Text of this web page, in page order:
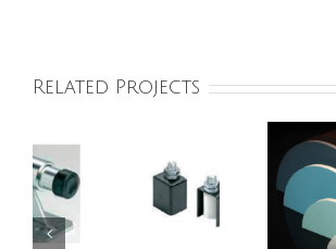
Related Projects